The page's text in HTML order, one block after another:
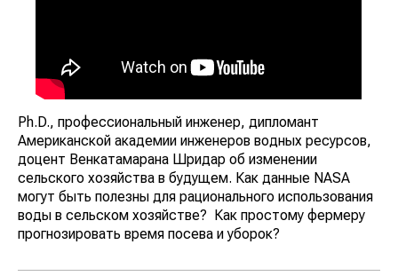
Ph.D., профессиональный инженер, дипломант
Американской академии инженеров водных ресурсов,
доцент Венкатамарана Шридар об изменении
сельского хозяйства в будущем. Как данные NASA
могут быть полезны для рационального использования
воды в сельском хозяйстве? Как простому фермеру
прогнозировать время посева и уборок?